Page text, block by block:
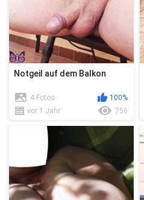
Notgeil auf dem Balkon
4 Fotos
100%
vor 1 Jahr
756